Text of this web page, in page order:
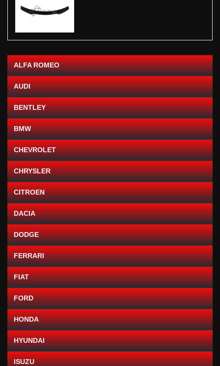
ALFA ROMEO
AUDI
BENTLEY
BMW
CHEVROLET
CHRYSLER
CITROEN
DACIA
DODGE
FERRARI
FIAT
FORD
HONDA
HYUNDAI
ISUZU